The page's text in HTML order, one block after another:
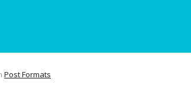
Post Formats